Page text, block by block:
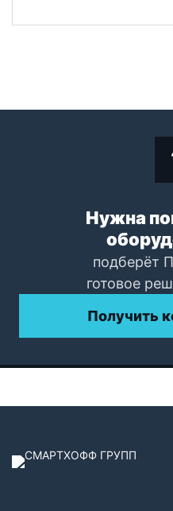
Нужна
подберёт
готовое
Получить